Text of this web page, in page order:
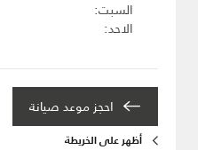
السبت
الاحد
احجز موعد صيانة‎
أظهر على الخريطة